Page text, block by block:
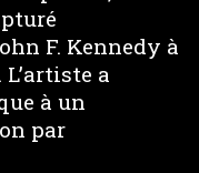
F. Kennedy à
a
à un
par